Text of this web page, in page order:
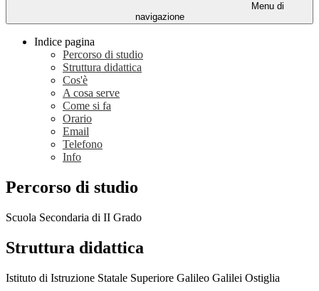
Menu di
navigazione
Indice pagina
Percorso di studio
Struttura didattica
Cos'è
A cosa serve
Come si fa
Orario
Email
Telefono
Info
Percorso di studio
Scuola Secondaria di II Grado
Struttura didattica
Istituto di Istruzione Statale Superiore Galileo Galilei Ostiglia